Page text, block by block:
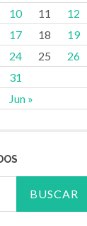
Jun »
10 11
12
17 18
19
24 25
26
31